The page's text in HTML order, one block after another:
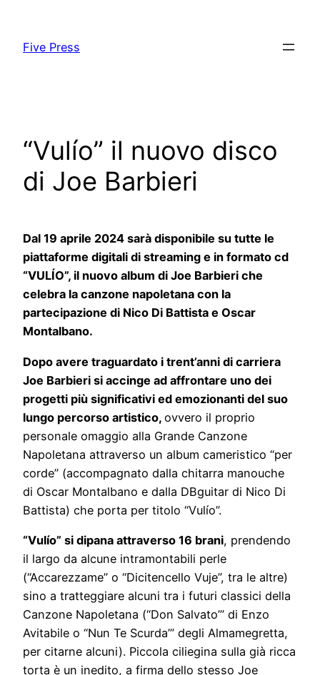
content
Five Press
“Vulío” il nuovo disco
di Joe Barbieri
Dal 19 aprile 2024 sarà disponibile su tutte le
piattaforme digitali di streaming e in formato cd
“VULÍO”, il nuovo album di Joe Barbieri che
celebra la canzone napoletana con la
partecipazione di Nico Di Battista e Oscar
Montalbano.
Dopo avere traguardato i trent’anni di carriera
Joe Barbieri si accinge ad affrontare uno dei
progetti più significativi ed emozionanti del suo
lungo percorso artistico, ovvero il proprio
personale omaggio alla Grande Canzone
Napoletana attraverso un album cameristico “per
corde” (accompagnato dalla chitarra manouche
di Oscar Montalbano e dalla DBguitar di Nico Di
Battista) che porta per titolo “Vulío”.
“Vulío” si dipana attraverso 16 brani, prendendo
il largo da alcune intramontabili perle
(“Accarezzame” o “Dicitencello Vuje”, tra le altre)
sino a tratteggiare alcuni tra i futuri classici della
Canzone Napoletana (“Don Salvato’” di Enzo
Avitabile o “Nun Te Scurda’” degli Almamegretta,
per citarne alcuni). Piccola ciliegina sulla già ricca
torta è un inedito, a firma dello stesso Joe